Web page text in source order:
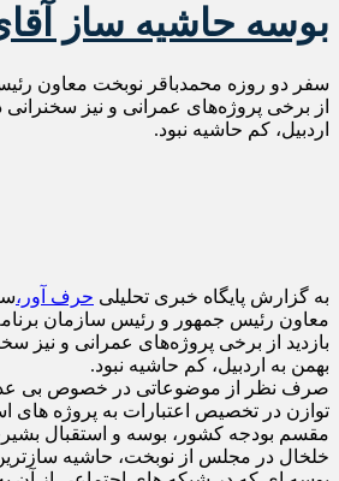
بوسه حاشیه ساز
سفر دو روزه محمدباقر نوبخت معاون
اردبیل، کم حاشیه نبود.
به گزارش پایگاه خبری تحلیلی حرف آور،
معاون رئیس جمهور و رئیس سازمان
بهمن به اردبیل، کم حاشیه نبود.
صرف نظر از موضوعاتی در خصوص بی
توازن در تخصیص اعتبارات به پروژه های
مقسم بودجه کشور، بوسه و استقبال
خلخال در مجلس از نوبخت، حاشیه